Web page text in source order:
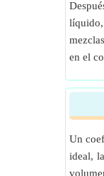
en el
Un
ideal,